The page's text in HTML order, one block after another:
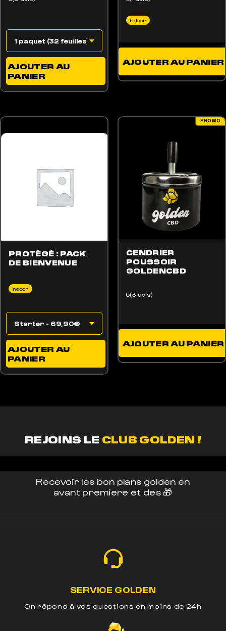
AJOUTER AU
PANIER
AJOUTER AU PANIER
Indoor
AJOUTER AU
PANIER
PROTÉGÉ : PACK
DE BIENVENUE
Indoor
AJOUTER AU PANIER
CENDRIER
POUSSOIR
GOLDENCBD
5(3 avis)
PROMO
REJOINS LE CLUB GOLDEN !
Recevoir les bon plans golden en
avant premiere et des 🎁
SERVICE GOLDEN
On répond à vos questions en moins de 24h